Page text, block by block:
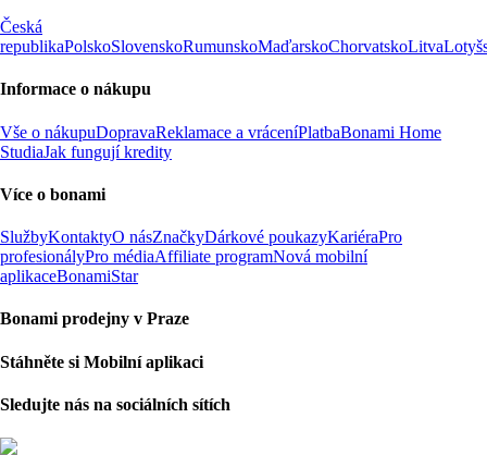
Česká
republikaPolskoSlovenskoRumunskoMaďarskoChorvatskoLitva
Informace o nákupu
Vše o nákupuDopravaReklamace a vráceníPlatbaBonami Home
StudiaJak fungují kredity
Více o bonami
SlužbyKontaktyO násZnačkyDárkové poukazyKariéraPro
profesionályPro médiaAffiliate programNová mobilní
aplikaceBonamiStar
Bonami prodejny v Praze
Stáhněte si Mobilní aplikaci
Sledujte nás na sociálních sítích